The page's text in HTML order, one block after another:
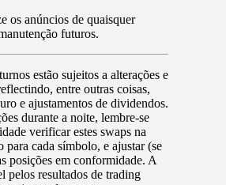
os anúncios de quaisquer
futuros.
estão sujeitos a alterações e
entre outras coisas,
e ajustamentos de dividendos.
durante a noite, lembre-se
verificar estes swaps na
para cada símbolo, e ajustar (se
posições em conformidade. A
pelos resultados de trading